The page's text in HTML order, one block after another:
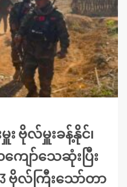
ဗိုလ်မှူးခန့်နိုင်၊
ကျော်သေဆုံးပြီး
ဗိုလ်ကြီးသော်တာ